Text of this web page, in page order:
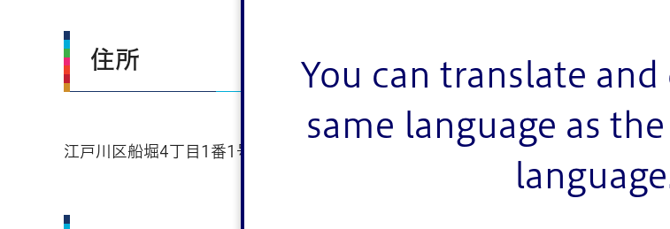
You can translate
same language as
住所
江戸川区船堀4丁目1番1号